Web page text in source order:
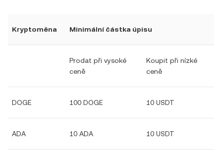
Kryptoměna Minimální částka úpisu
Prodat při vysoké
ceně
Koupit při nízké
ceně
DOGE 100 DOGE 10 USDT
ADA 10 ADA 10 USDT